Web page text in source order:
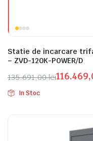
Statie de incarcare
– ZVD-120K-POWER/D
135.691,00lei
Prețul
inițial
Prețul
curent
In Stoc